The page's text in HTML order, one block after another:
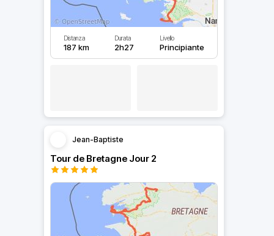
Distanza
187 km
Durata
2h27
Livello
Principiante
Jean-Baptiste
Tour de Bretagne Jour 2